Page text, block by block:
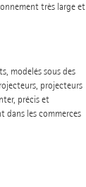
très large et
modelés sous des
projecteurs
précis et
dans les commerces